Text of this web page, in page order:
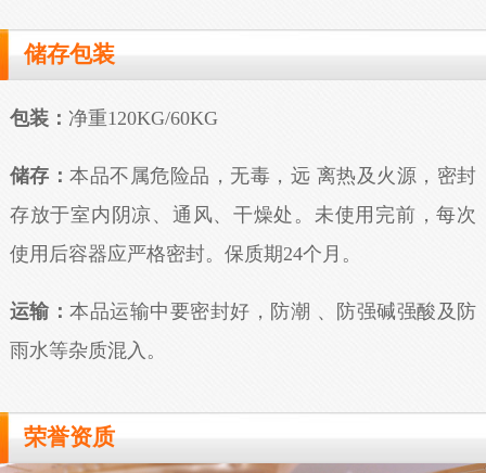
储存包装
包装： 净重120KG/60KG
储存：本品不属危险品，无毒，远 离热及火源，密封
存放于室内阴凉、通风、干燥处。未使用完前，每次
使用后容器应严格密封。保质期24个月。
运输：本品运输中要密封好，防潮 、防强碱强酸及防
雨水等杂质混入。
荣誉资质